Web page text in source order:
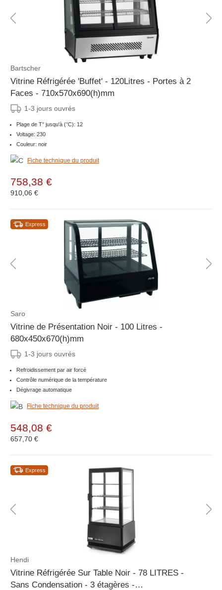
Bartscher
Vitrine Réfrigérée 'Buffet' - 120Litres - Portes à 2
Faces - 710x570x690(h)mm
1-3 jours ouvrés
Plage de T° jusqu'à (°C): 12
Voltage: 230
Couleur: noir
Fiche technique du produit
758,38 €
910,06 €
Express
Saro
Vitrine de Présentation Noir - 100 Litres -
680x450x670(h)mm
1-3 jours ouvrés
Refroidissement par air forcé
Contrôle numérique de la température
Dégivrage automatique
Fiche technique du produit
548,08 €
657,70 €
Express
Hendi
Vitrine Réfrigérée Sur Table Noir - 78 LITRES -
Sans Condensation - 3 étagères -